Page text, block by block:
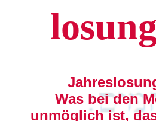
Was bei den
unmöglich ist,